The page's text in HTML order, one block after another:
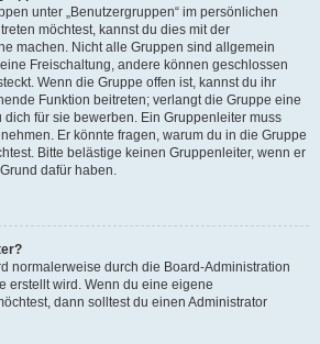
unter „Benutzergruppen“ im persönlichen
möchtest, kannst du dies mit der
machen. Nicht alle Gruppen sind allgemein
Freischaltung, andere können geschlossen
Wenn die Gruppe offen ist, kannst du ihr
Funktion beitreten; verlangt die Gruppe eine
dich für sie bewerben. Ein Gruppenleiter muss
Er könnte fragen, warum du in die Gruppe
Bitte belästige keinen Gruppenleiter, wenn er
dafür haben.
normalerweise durch die Board-Administration
erstellt wird. Wenn du eine eigene
dann solltest du einen Administrator